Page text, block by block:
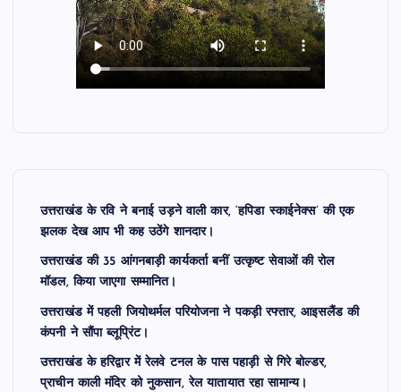
उत्तराखंड के रवि ने बनाई उड़ने वाली कार, ‘हपिडा स्काईनेक्स’ की एक
झलक देख आप भी कह उठेंगे शानदार।
उत्तराखंड की 35 आंगनबाड़ी कार्यकर्ता बनीं उत्कृष्ट सेवाओं की रोल
मॉडल, किया जाएगा सम्मानित।
उत्तराखंड में पहली जियोथर्मल परियोजना ने पकड़ी रफ्तार, आइसलैंड की
कंपनी ने सौंपा ब्लूप्रिंट।
उत्तराखंड के हरिद्वार में रेलवे टनल के पास पहाड़ी से गिरे बोल्डर,
प्राचीन काली मंदिर को नुकसान, रेल यातायात रहा सामान्य।